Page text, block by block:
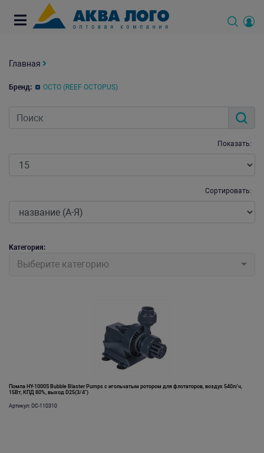
Главная
Бренд: OCTO (REEF OCTOPUS)
Показать:
Сортировать:
Категория:
Выберите категорию
Помпа HY-1000S Bubble Blaster Pumps с игольчатым ротором для флотаторов, воздух 540л/ч,
15Вт, КПД 80%, выход D25(3/4")
Артикул: OC-110310